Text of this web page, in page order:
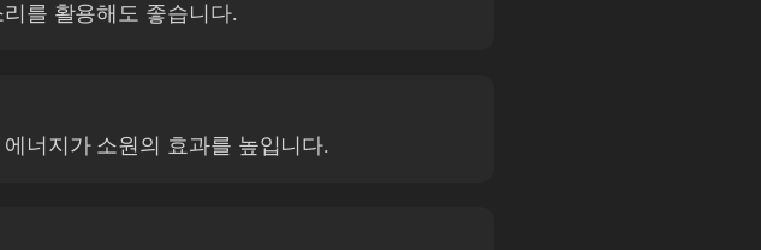
를 활용해도 좋습니다.
너지가 소원의 효과를 높입니다.